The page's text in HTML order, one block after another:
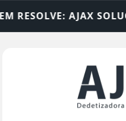
DEDETIZADORA •